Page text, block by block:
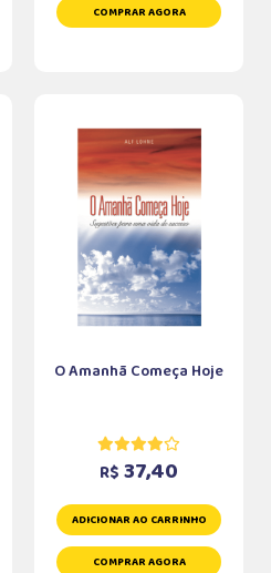
COMPRAR AGORA
O Amanhã Começa Hoje
R$ 37,40
ADICIONAR AO CARRINHO
COMPRAR AGORA